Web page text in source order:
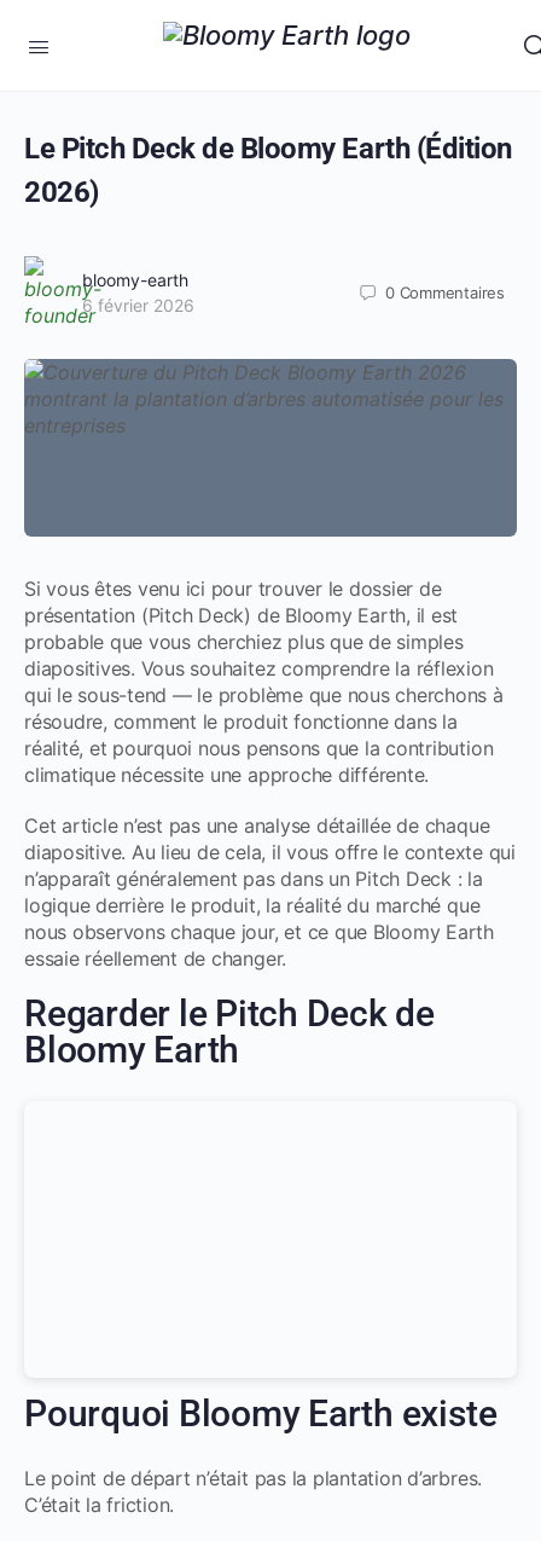
Le Pitch Deck de Bloomy Earth (Édition
2026)
bloomy-earth
6 février 2026
0 Commentaires
Si vous êtes venu ici pour trouver le dossier de
présentation (Pitch Deck) de Bloomy Earth, il est
probable que vous cherchiez plus que de simples
diapositives. Vous souhaitez comprendre la réflexion
qui le sous-tend — le problème que nous cherchons à
résoudre, comment le produit fonctionne dans la
réalité, et pourquoi nous pensons que la contribution
climatique nécessite une approche différente.
Cet article n’est pas une analyse détaillée de chaque
diapositive. Au lieu de cela, il vous offre le contexte qui
n’apparaît généralement pas dans un Pitch Deck : la
logique derrière le produit, la réalité du marché que
nous observons chaque jour, et ce que Bloomy Earth
essaie réellement de changer.
Regarder le Pitch Deck de
Bloomy Earth
Pourquoi Bloomy Earth existe
Le point de départ n’était pas la plantation d’arbres.
C’était la friction.